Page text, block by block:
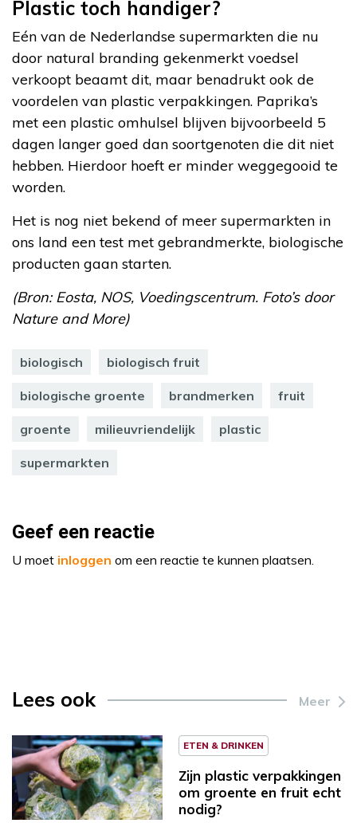
Plastic toch handiger?
Eén van de Nederlandse supermarkten die nu
door natural branding gekenmerkt voedsel
verkoopt beaamt dit, maar benadrukt ook de
voordelen van plastic verpakkingen. Paprika’s
met een plastic omhulsel blijven bijvoorbeeld 5
dagen langer goed dan soortgenoten die dit niet
hebben. Hierdoor hoeft er minder weggegooid te
worden.
Het is nog niet bekend of meer supermarkten in
ons land een test met gebrandmerkte, biologische
producten gaan starten.
(Bron: Eosta, NOS, Voedingscentrum. Foto’s door
Nature and More)
biologisch biologisch fruit
biologische groente brandmerken fruit
groente milieuvriendelijk plastic
supermarkten
Geef een reactie
U moet inloggen om een reactie te kunnen plaatsen.
Lees ook Meer
ETEN & DRINKEN
Zijn plastic verpakkingen
om groente en fruit echt
nodig?